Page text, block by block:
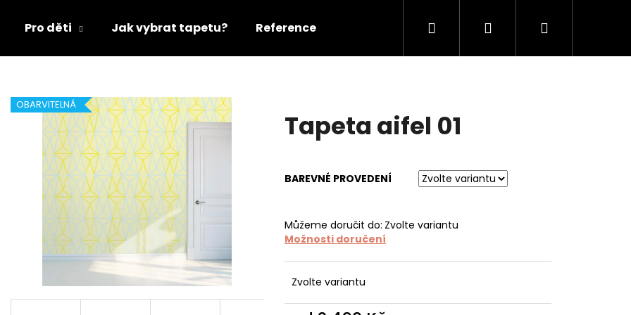
Pro děti Jak vybrat tapetu? Reference Kontakt
Hledat PřihlášeníNákupní
Tapeta aifel 01
BAREVNÉ PROVEDENÍ
Můžeme doručit do: Zvolte variantu
Možnosti doručení
Zvolte variantu
OBARVITELNÁ
Doporučujeme
TAPETA TAM TAPETA NET 07